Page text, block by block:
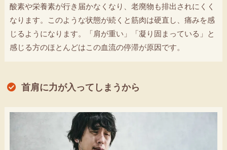
酸素や栄養素が行き届かなくなり、老廃物も排出されにくく
なります。このような状態が続くと筋肉は硬直し、痛みを感
じるようになります。「肩が重い」「凝り固まっている」と
感じる方のほとんどはこの血流の停滞が原因です。
首肩に力が入ってしまうから